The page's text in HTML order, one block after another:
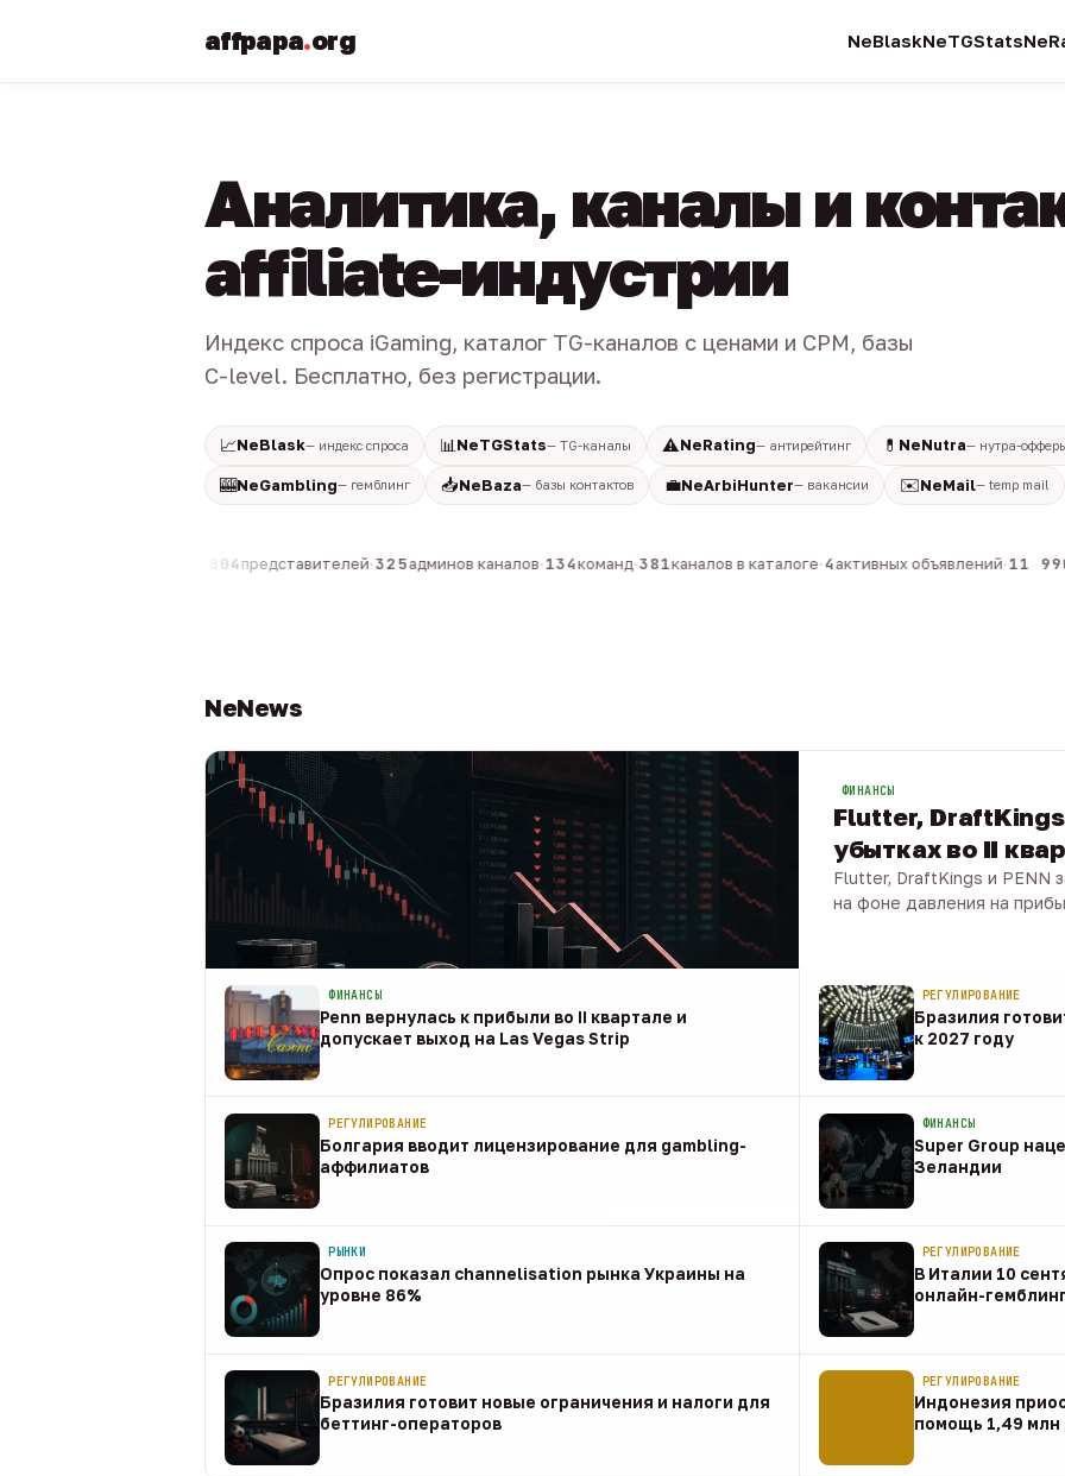
affpapa.org NeBlaskNeTGStats
Аналитика, каналы и
affiliate-индустрии
Индекс спроса iGaming, каталог TG-каналов с ценами и CPM, базы
C-level. Бесплатно, без регистрации.
📈NeBlask— индекс спроса 📊 NeTGStats— TG-каналы ⚠️NeRating— антирейтинг 💊 NeNutra— нутра-
🎰NeGambling— гемблинг 📥NeBaza— базы контактов 💼NeArbiHunter— вакансии ✉️NeMail— temp mail
804представителей·325админов каналов·134команд·381каналов в каталоге·4активных объявлений·11 990
NeNews
ФИНАНСЫ
Flutter, DraftKings
убытках во II
Flutter, DraftKings и PENN
на фоне давления на
ФИНАНСЫ
Penn вернулась к прибыли во II квартале и
допускает выход на Las Vegas Strip
РЕГУЛИРОВАНИЕ
Бразилия
к 2027 году
08 авг
РЕГУЛИРОВАНИЕ
Болгария вводит лицензирование для gambling-
аффилиатов
ФИНАНСЫ
Super Group
Зеландии
08 авг
РЫНКИ
Опрос показал channelisation рынка Украины на
уровне 86%
РЕГУЛИРОВАНИЕ
В Италии 10
онлайн-
07 авг
РЕГУЛИРОВАНИЕ
Бразилия готовит новые ограничения и налоги для
беттинг-операторов
РЕГУЛИРОВАНИЕ
Индонезия
помощь 1,49 млн
07 авг